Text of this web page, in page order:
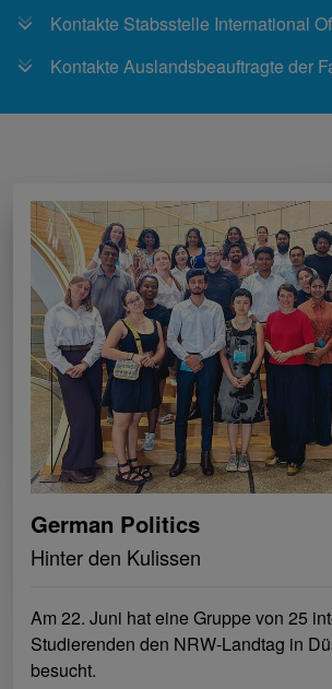
Kontakte Stabsstelle International
Kontakte Auslandsbeauftragte der
German Politics
Hinter den Kulissen
Am 22. Juni hat eine Gruppe von 25
Studierenden den NRW-Landtag in
besucht.